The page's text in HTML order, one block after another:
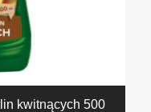
kwitnących 500